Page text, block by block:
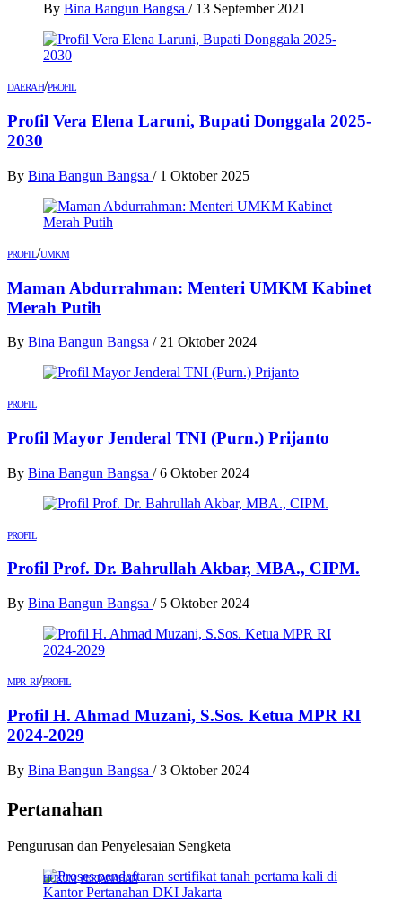
By Bina Bangun Bangsa / 13 September 2021
DAERAH/PROFIL
Profil Vera Elena Laruni, Bupati Donggala 2025-
2030
By Bina Bangun Bangsa / 1 Oktober 2025
PROFIL/UMKM
Maman Abdurrahman: Menteri UMKM Kabinet
Merah Putih
By Bina Bangun Bangsa / 21 Oktober 2024
PROFIL
Profil Mayor Jenderal TNI (Purn.) Prijanto
By Bina Bangun Bangsa / 6 Oktober 2024
PROFIL
Profil Prof. Dr. Bahrullah Akbar, MBA., CIPM.
By Bina Bangun Bangsa / 5 Oktober 2024
MPR RI/PROFIL
Profil H. Ahmad Muzani, S.Sos. Ketua MPR RI
2024-2029
By Bina Bangun Bangsa / 3 Oktober 2024
Pertanahan
Pengurusan dan Penyelesaian Sengketa
HUKUM PERTANAHAN